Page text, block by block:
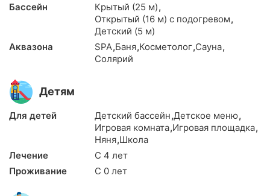
Бассейн Крытый (25 м),
Открытый (16 м) с подогревом,
Детский (5 м)
Аквазона
SPA,Баня,Косметолог,Сауна,
Солярий
Детям
Для детей Детский бассейн,Детское меню,
Игровая комната,Игровая площадка,
Няня,Школа
Лечение
С 4 лет
Проживание
С 0 лет